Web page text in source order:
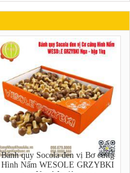
Bánh quy Socola đen vị Bơ cứng
Hình Nấm WESOLE GRZYBKI